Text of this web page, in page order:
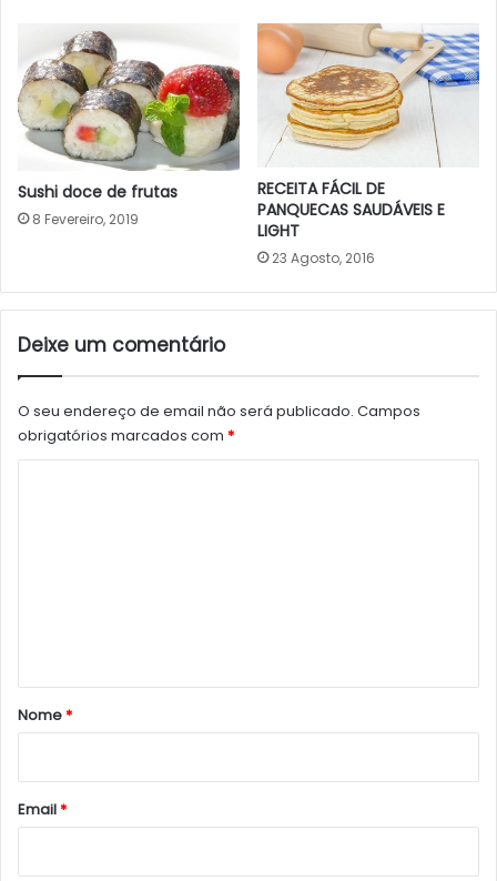
Sushi doce de frutas
8 Fevereiro, 2019
RECEITA FÁCIL DE
PANQUECAS SAUDÁVEIS E
LIGHT
23 Agosto, 2016
Deixe um comentário
O seu endereço de email não será publicado. Campos
obrigatórios marcados com *
r
*
Nome*
Email*